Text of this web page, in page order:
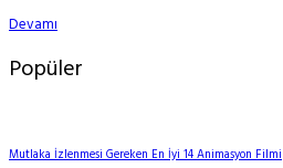
Devamı
Popüler
Mutlaka İzlenmesi Gereken En İyi 14 Animasyon Filmi